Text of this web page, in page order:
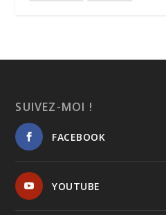
SUIVEZ-MOI !
FACEBOOK
YOUTUBE